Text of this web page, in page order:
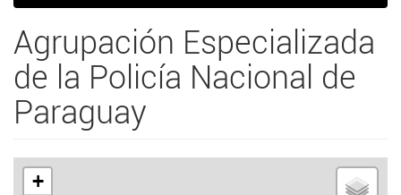
Agrupación Especializada
de la Policía Nacional de
Paraguay
+